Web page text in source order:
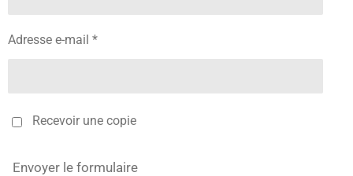
Adresse e-mail *
Recevoir une copie
Envoyer le formulaire